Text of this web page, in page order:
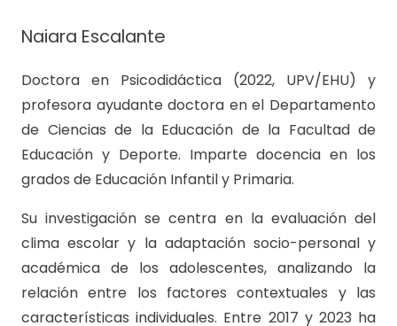
Naiara Escalante
Doctora en Psicodidáctica (2022, UPV/EHU) y
profesora ayudante doctora en el Departamento
de Ciencias de la Educación de la Facultad de
Educación y Deporte. Imparte docencia en los
grados de Educación Infantil y Primaria.
Su investigación se centra en la evaluación del
clima escolar y la adaptación socio-personal y
académica de los adolescentes, analizando la
relación entre los factores contextuales y las
características individuales. Entre 2017 y 2023 ha